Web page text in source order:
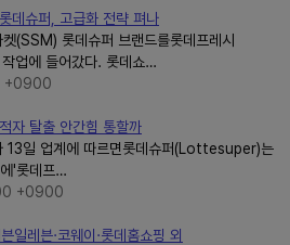
데슈퍼, 고급화 전략 펴나
(SSM) 롯데슈퍼 브랜드를롯데프레시
업에 들어갔다. 롯데쇼…
+0900
자 탈출 안간힘 통할까
13일 업계에 따르면롯데슈퍼(Lottesuper)는
'롯데프…
+0900
일레븐·코웨이·롯데홈쇼핑 외